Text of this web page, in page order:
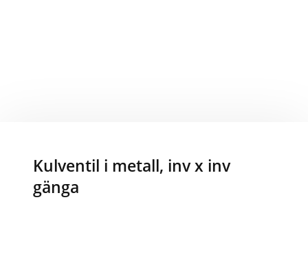
Kulventil i metall, inv x inv
gänga